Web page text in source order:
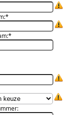
:*
:*
: